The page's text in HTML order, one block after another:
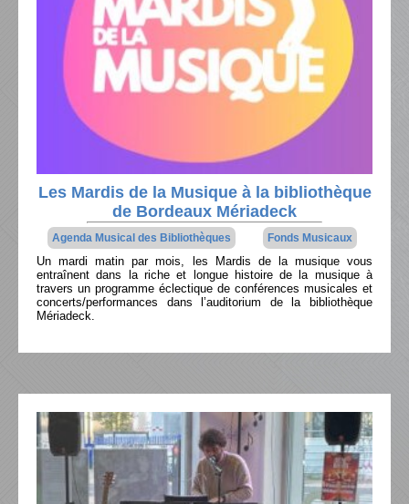
Les Mardis de la Musique à la bibliothèque
de Bordeaux Mériadeck
Agenda Musical des Bibliothèques Fonds Musicaux
Un mardi matin par mois, les Mardis de la musique vous
entraînent dans la riche et longue histoire de la musique à
travers un programme éclectique de conférences musicales et
concerts/performances dans l’auditorium de la bibliothèque
Mériadeck.